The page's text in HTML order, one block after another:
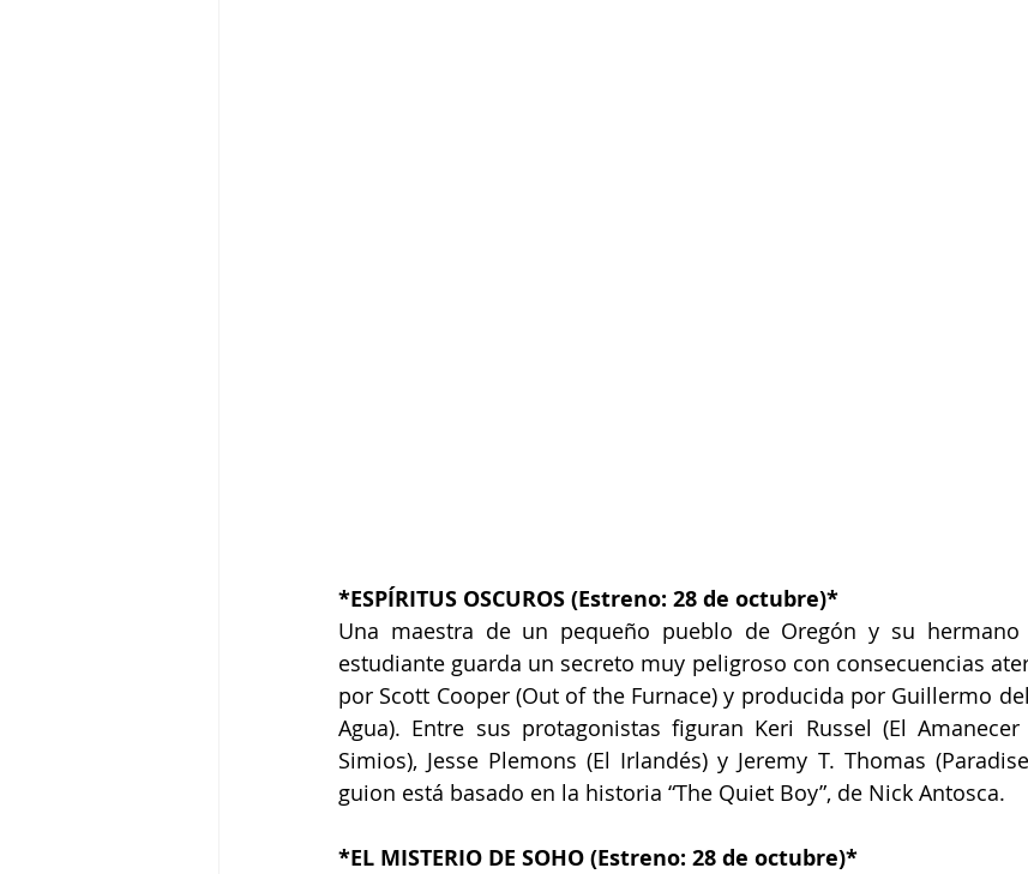
*ESPÍRITUS OSCUROS (Estreno: 28 de octubre)*
Una maestra de un pequeño pueblo de Oregón y su
estudiante guarda un secreto muy peligroso con consecuencias
por Scott Cooper (Out of the Furnace) y producida por Guillermo
Agua). Entre sus protagonistas figuran Keri Russel (El
Simios), Jesse Plemons (El Irlandés) y Jeremy T. Thomas
guion está basado en la historia “The Quiet Boy”, de Nick Antosca.
*EL MISTERIO DE SOHO (Estreno: 28 de octubre)*